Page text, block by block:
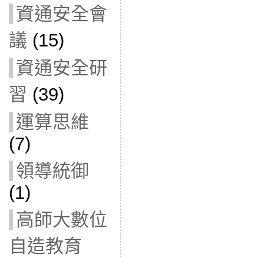
資通安全會
議 (15)
資通安全研
習 (39)
運算思維
(7)
領導統御
(1)
高師大數位
自造教育